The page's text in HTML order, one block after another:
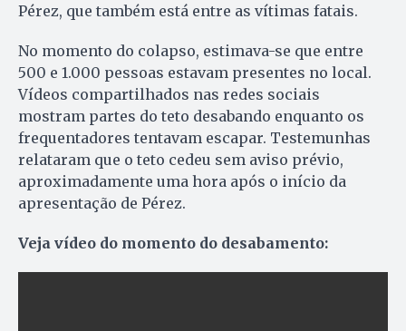
Pérez, que também está entre as vítimas fatais.
No momento do colapso, estimava-se que entre
500 e 1.000 pessoas estavam presentes no local.
Vídeos compartilhados nas redes sociais
mostram partes do teto desabando enquanto os
frequentadores tentavam escapar. Testemunhas
relataram que o teto cedeu sem aviso prévio,
aproximadamente uma hora após o início da
apresentação de Pérez.
Veja vídeo do momento do desabamento: